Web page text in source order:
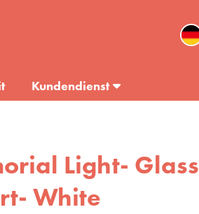
Kundendienst
Light- Glass
White